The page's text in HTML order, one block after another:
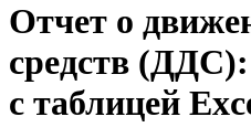
Отчет о
средств
с таблицей